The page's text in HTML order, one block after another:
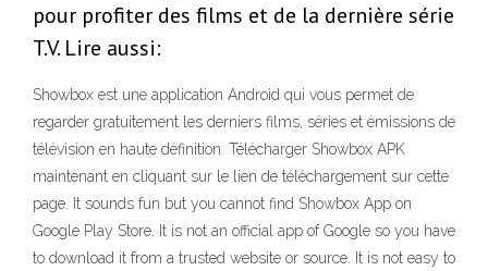
pour profiter des films et de la dernière série
T.V. Lire aussi:
Showbox est une application Android qui vous permet de
regarder gratuitement les derniers films, séries et émissions de
télévision en haute définition. Télécharger Showbox APK
maintenant en cliquant sur le lien de téléchargement sur cette
page. It sounds fun but you cannot find Showbox App on
Google Play Store. It is not an official app of Google so you have
to download it from a trusted website or source. It is not easy to